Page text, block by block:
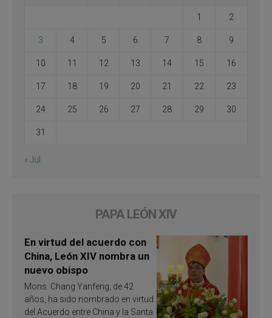
1 2
3 4 5 6 7 8 9
10 11 12 13 14 15 16
17 18 19 20 21 22 23
24 25 26 27 28 29 30
31
« Jul
PAPA LEÓN XIV
En virtud del acuerdo con
China, León XIV nombra un
nuevo obispo
Mons. Chang Yanfeng, de 42
años, ha sido nombrado en virtud
del Acuerdo entre China y la Santa